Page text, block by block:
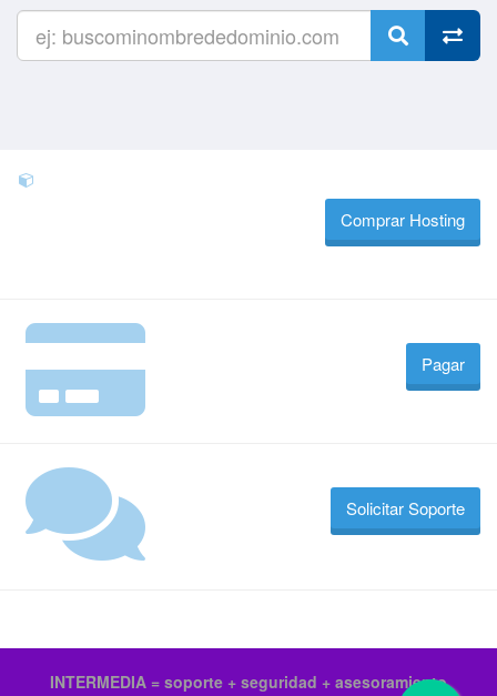
Comprar Hosting
Pagar
Solicitar Soporte
INTERMEDIA = soporte + seguridad + asesoramiento